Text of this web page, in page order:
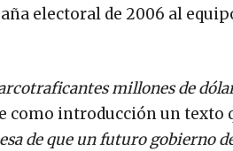
electoral de 2006 al
millones de
introducción un texto
de que un futuro gobierno